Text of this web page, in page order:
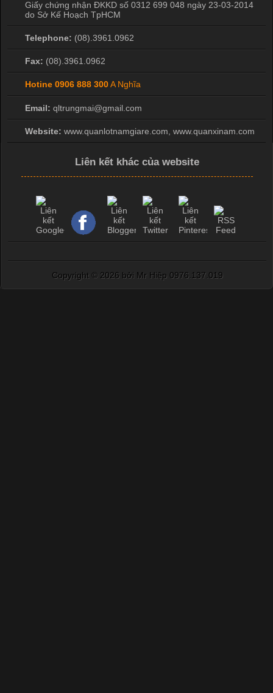
Giấy chứng nhận ĐKKD số 0312 699 048 ngày 23-03-2014
do Sở Kế Hoạch TpHCM
Telephone: (08).3961.0962
Fax: (08).3961.0962
Hotine 0906 888 300A Nghĩa
Email: qltrungmai@gmail.com
Website: www.quanlotnamgiare.com, www.quanxinam.com
Liên kết khác của website
Copyright © 2026 bởi Mr Hiệp 0976.137.019